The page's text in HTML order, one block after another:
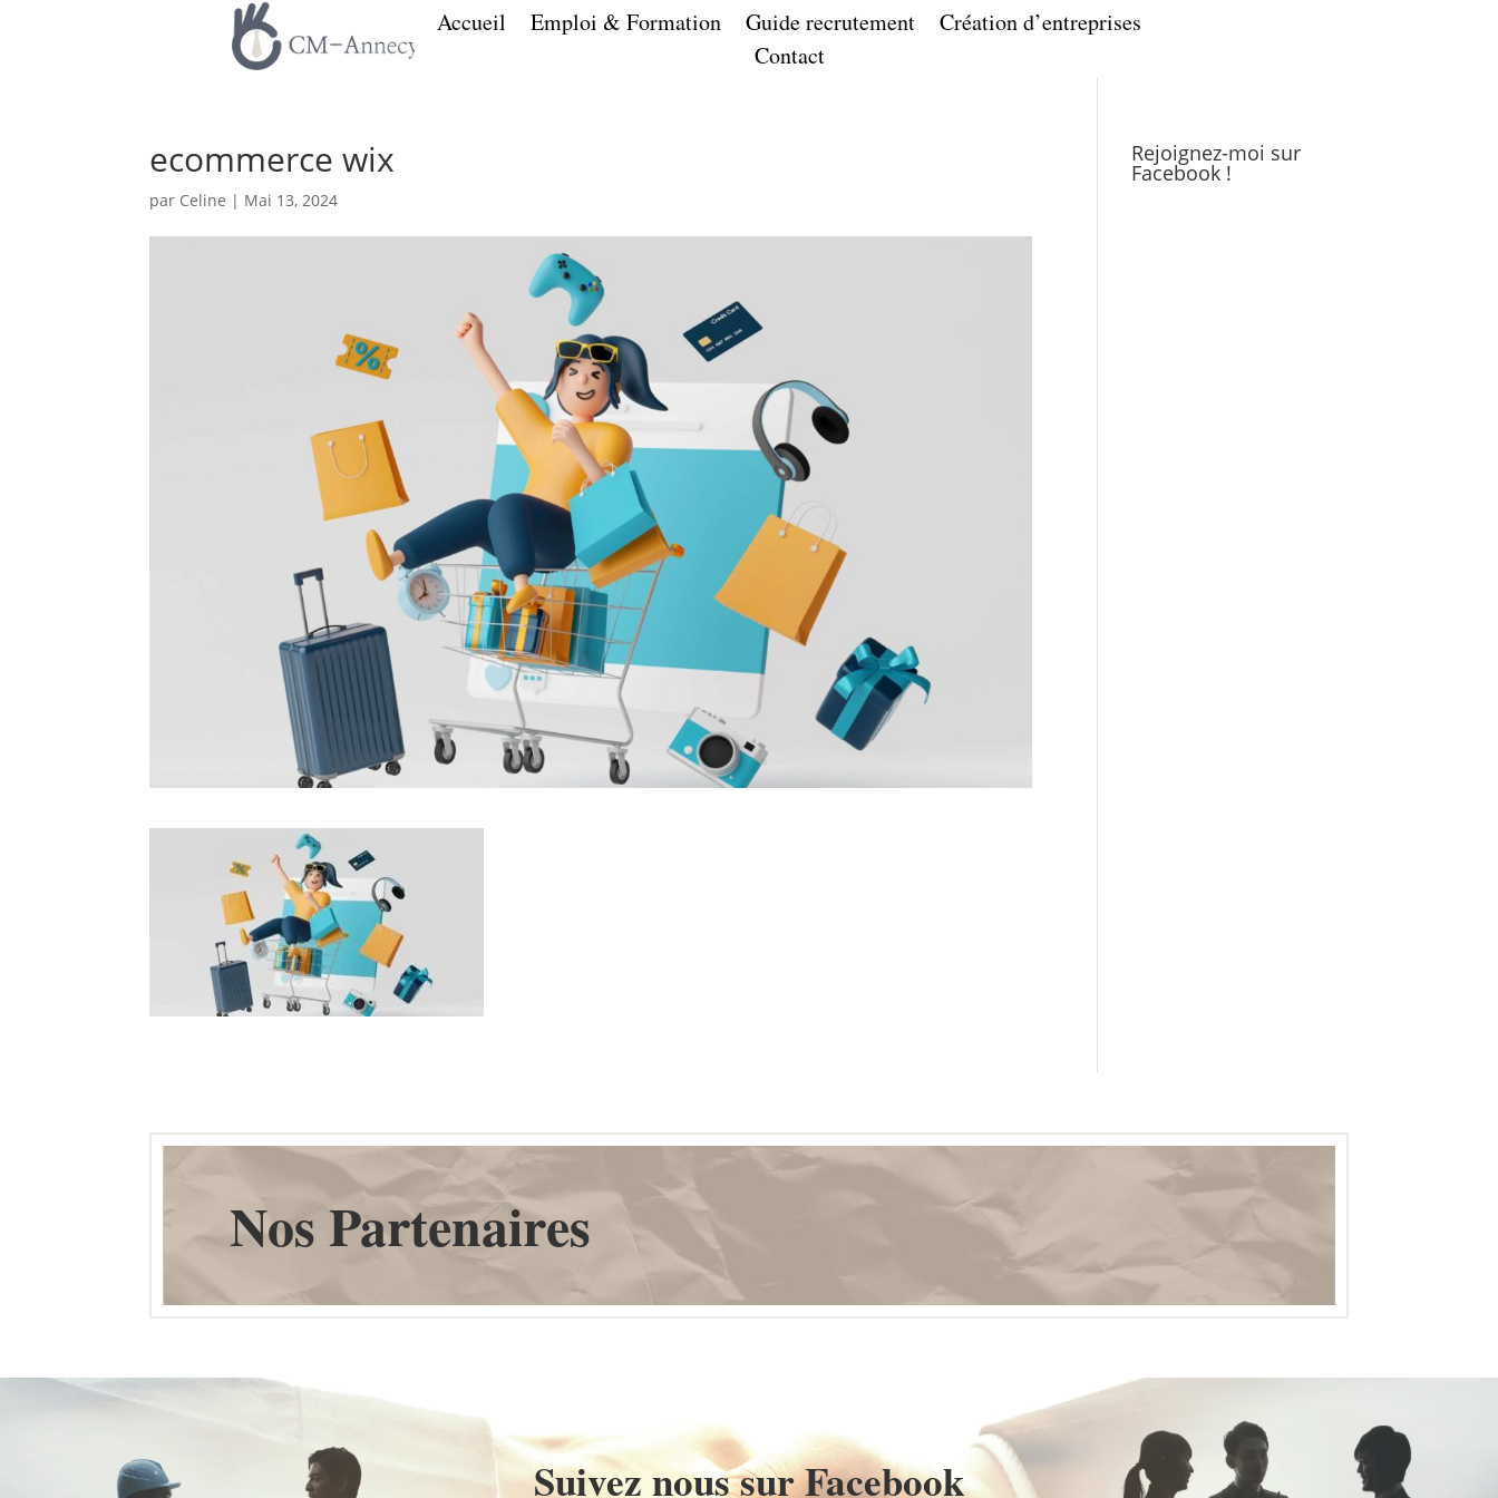
Accueil Emploi & Formation Guide recrutement
Création d’entreprises
Contact
ecommerce wix
par Celine | Mai 13, 2024
Rejoignez-moi sur
Facebook !
Nos Partenaires
Suivez nous sur Facebook